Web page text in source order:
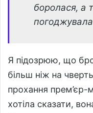
боролася, а
Я підозрюю, що
більш ніж на
прохання прем’єр-
хотіла сказати,